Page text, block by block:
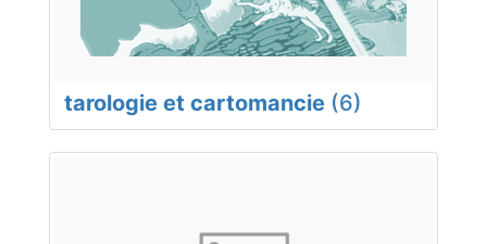
tarologie et cartomancie (6)